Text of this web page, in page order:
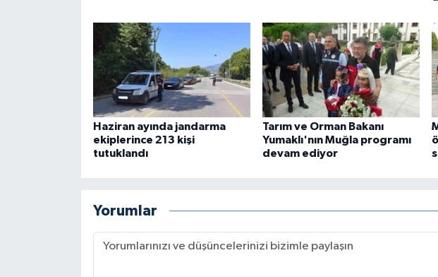
Haziran ayında jandarma
ekiplerince 213 kişi
tutuklandı
Tarım ve Orman Bakanı
Yumaklı'nın Muğla programı
devam ediyor
Yorumlar